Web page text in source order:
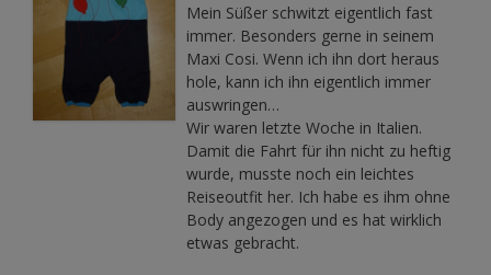
Mein Süßer schwitzt eigentlich fast
immer. Besonders gerne in seinem
Maxi Cosi. Wenn ich ihn dort heraus
hole, kann ich ihn eigentlich immer
auswringen…
Wir waren letzte Woche in Italien.
Damit die Fahrt für ihn nicht zu heftig
wurde, musste noch ein leichtes
Reiseoutfit her. Ich habe es ihm ohne
Body angezogen und es hat wirklich
etwas gebracht.